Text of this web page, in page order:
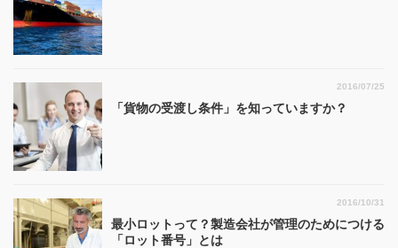
「貨物の受渡し条件」を知っていますか？
2016/07/25
最小ロットって？製造会社が管理のためにつける
「ロット番号」とは
2016/10/31